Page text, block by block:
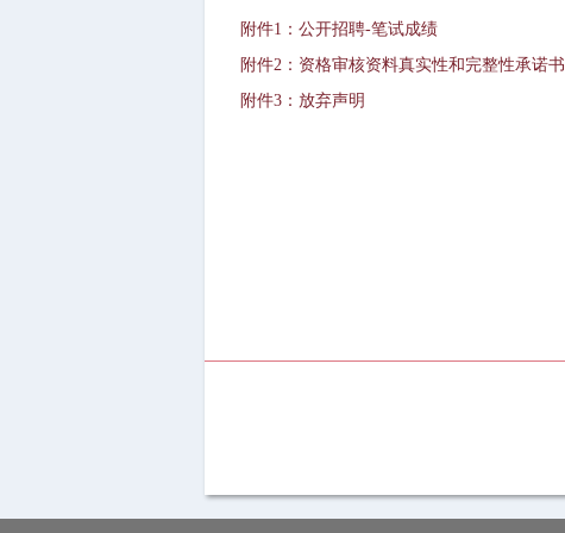
附件1：公开招聘-笔试成绩
附件2：资格审核资料真实性和完整性承诺书
附件3：放弃声明